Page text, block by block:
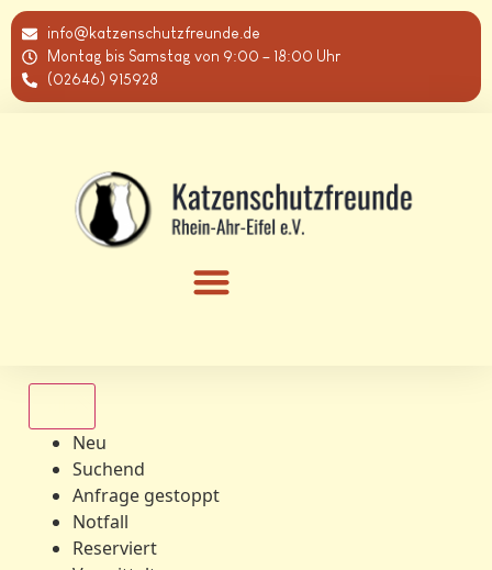
info@katzenschutzfreunde.de
Montag bis Samstag von 9:00 – 18:00 Uhr
(02646) 915928
Neu
Suchend
Anfrage gestoppt
Notfall
Reserviert